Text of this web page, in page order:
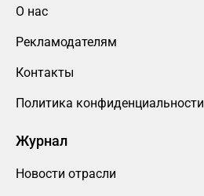
О нас
Рекламодателям
Контакты
Политика конфиденциальности
Журнал
Новости отрасли